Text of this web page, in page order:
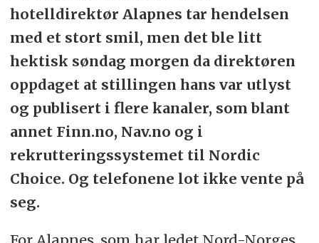
hotelldirektør Alapnes tar hendelsen
med et stort smil, men det ble litt
hektisk søndag morgen da direktøren
oppdaget at stillingen hans var utlyst
og publisert i flere kanaler, som blant
annet Finn.no, Nav.no og i
rekrutteringssystemet til Nordic
Choice. Og telefonene lot ikke vente på
seg.